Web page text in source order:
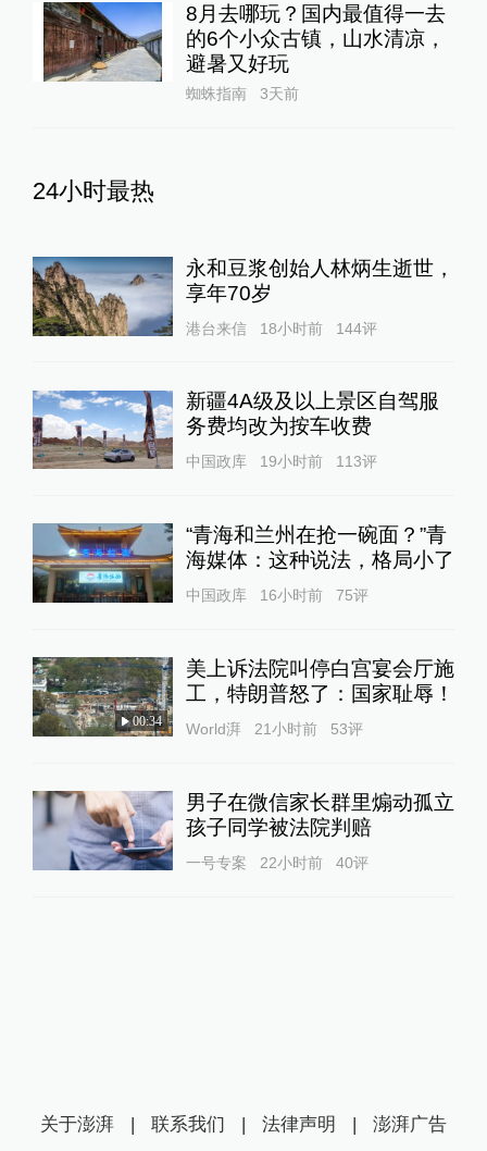
8月去哪玩？国内最值得一去
的6个小众古镇，山水清凉，
避暑又好玩
蜘蛛指南 3天前
24小时最热
永和豆浆创始人林炳生逝世，
享年70岁
港台来信 18小时前 144评
新疆4A级及以上景区自驾服
务费均改为按车收费
中国政库 19小时前 113评
“青海和兰州在抢一碗面？”青
海媒体：这种说法，格局小了
中国政库 16小时前 75评
00:34
美上诉法院叫停白宫宴会厅施
工，特朗普怒了：国家耻辱！
World湃 21小时前 53评
男子在微信家长群里煽动孤立
孩子同学被法院判赔
一号专案 22小时前 40评
关于澎湃 | 联系我们 | 法律声明 | 澎湃广告